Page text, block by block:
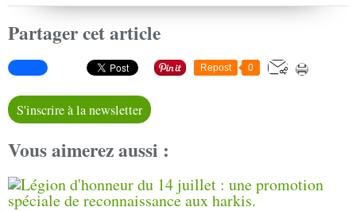
Partager cet article
Repost 0
S'inscrire à la newsletter
Vous aimerez aussi :